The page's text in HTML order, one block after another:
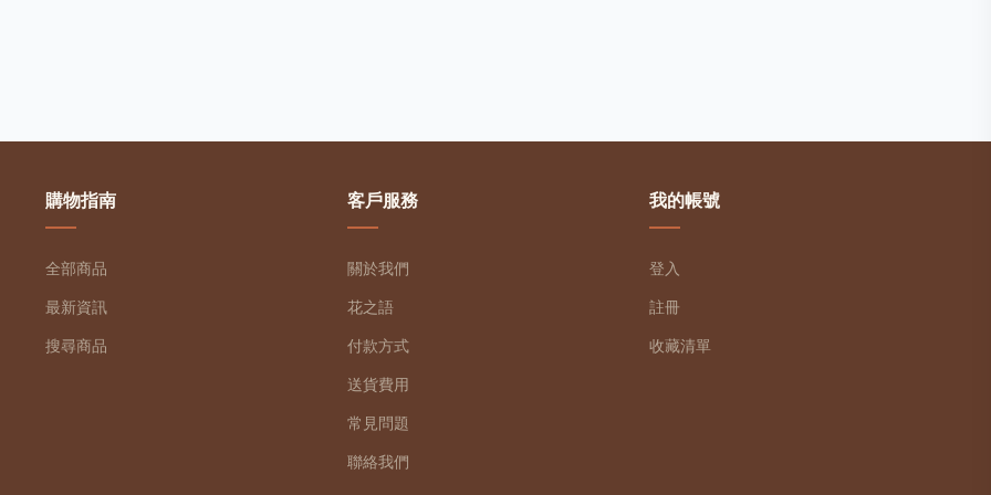
購物指南
全部商品
最新資訊
搜尋商品
客戶服務
關於我們
花之語
付款方式
送貨費用
常見問題
聯絡我們
我的帳號
登入
註冊
收藏清單